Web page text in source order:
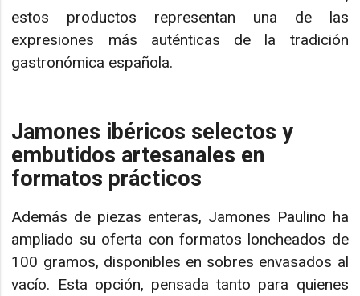
estos productos representan una de las
expresiones más auténticas de la tradición
gastronómica española.
Jamones ibéricos selectos y
embutidos artesanales en
formatos prácticos
Además de piezas enteras, Jamones Paulino ha
ampliado su oferta con formatos loncheados de
100 gramos, disponibles en sobres envasados al
vacío. Esta opción, pensada tanto para quienes